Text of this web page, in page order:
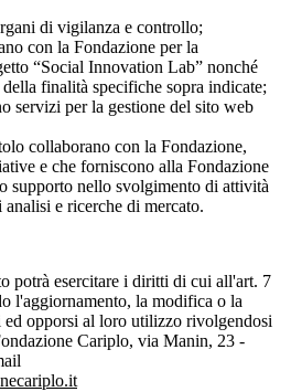
di vigilanza e controllo;
con la Fondazione per la
“Social Innovation Lab” nonché
finalità specifiche sopra indicate;
servizi per la gestione del sito web
collaborano con la Fondazione,
e che forniscono alla Fondazione
supporto nello svolgimento di attività
e ricerche di mercato.
potrà esercitare i diritti di cui all'art. 7
l'aggiornamento, la modifica o la
opporsi al loro utilizzo rivolgendosi
Cariplo, via Manin, 23 -